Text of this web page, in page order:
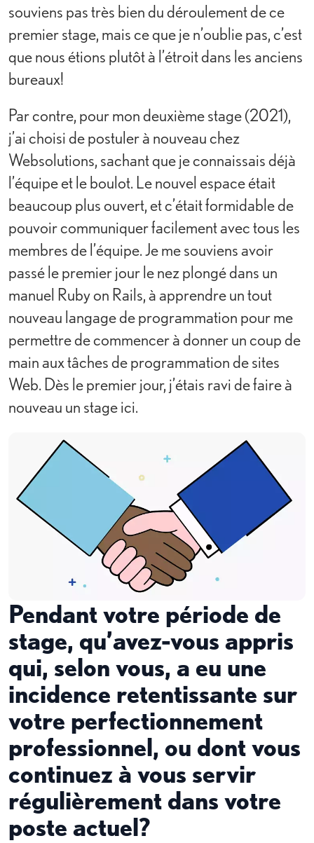
souviens pas très bien du déroulement de ce
premier stage, mais ce que je n’oublie pas, c’est
que nous étions plutôt à l’étroit dans les anciens
bureaux!
Par contre, pour mon deuxième stage (2021),
j’ai choisi de postuler à nouveau chez
Websolutions, sachant que je connaissais déjà
l’équipe et le boulot. Le nouvel espace était
beaucoup plus ouvert, et c’était formidable de
pouvoir communiquer facilement avec tous les
membres de l’équipe. Je me souviens avoir
passé le premier jour le nez plongé dans un
manuel Ruby on Rails, à apprendre un tout
nouveau langage de programmation pour me
permettre de commencer à donner un coup de
main aux tâches de programmation de sites
Web. Dès le premier jour, j’étais ravi de faire à
nouveau un stage ici.
Pendant votre période de
stage, qu’avez-vous appris
qui, selon vous, a eu une
incidence retentissante sur
votre perfectionnement
professionnel, ou dont vous
continuez à vous servir
régulièrement dans votre
poste actuel?